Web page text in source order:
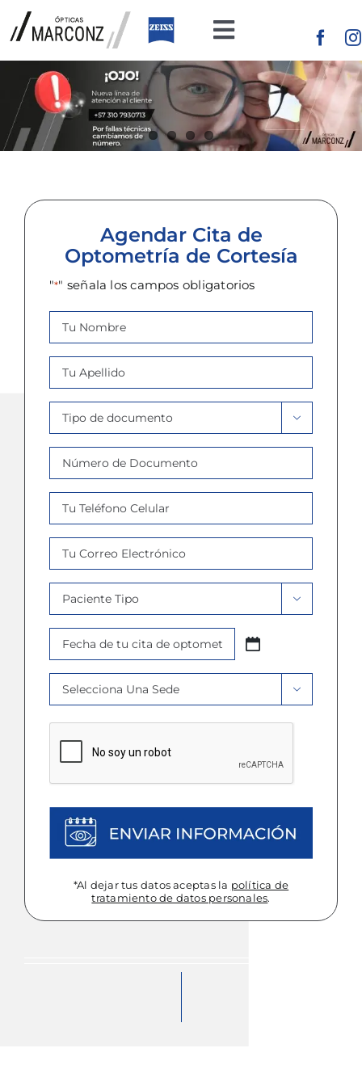
Saltar
Toggle
Navigation
Inicio
Productos
de Ópticas
Agendar Cita de
Optometría de Cortesía
"*" señala los campos obligatorios
Nombre
*
Apellido
*
Tipo
Documento

Número
de
Documento
*
Celular
*
Email
*
Paciente
Tipo

Fecha
Cita
AAAA
barra
MM
Sede
*

CAPTCHA
*Al dejar tus datos aceptas la política de
tratamiento de datos personales.